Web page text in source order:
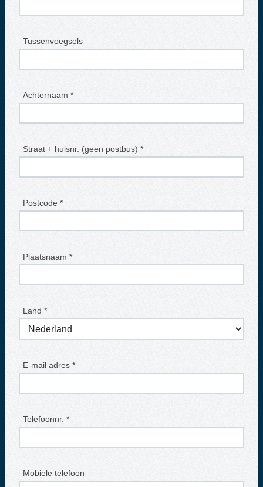
Tussenvoegsels
Achternaam *
Straat + huisnr. (geen postbus) *
Postcode *
Plaatsnaam *
Land *
E-mail adres *
Telefoonnr. *
Mobiele telefoon